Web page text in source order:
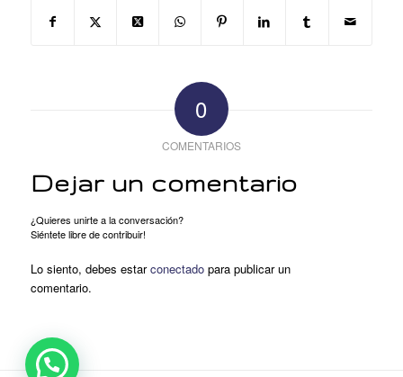
0
COMENTARIOS
Dejar un comentario
¿Quieres unirte a la conversación?
Siéntete libre de contribuir!
Lo siento, debes estarconectadopara publicar un
comentario.